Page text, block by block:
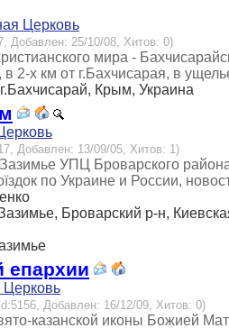
Церковь
Добавлен: 25/10/08, Хитов: 0)
мира -
2-х км от г.Бахчисарая, в
Крым, Украина
Добавлен: 13/09/05, Хитов: 1)
УПЦ Броварского
по Украине и России,
Броварский р-н,
епархии
Церковь
Добавлен: 16/12/09, Хитов: 0)
казанской иконы Божией